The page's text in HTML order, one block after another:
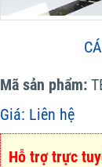
Mã sản phẩm:
Giá: Liên hệ
Hỗ trợ trực